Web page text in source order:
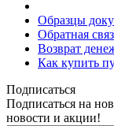
Образцы
Обратная
Возврат
Как купить
Подписаться
Подписаться на
новости и акции!